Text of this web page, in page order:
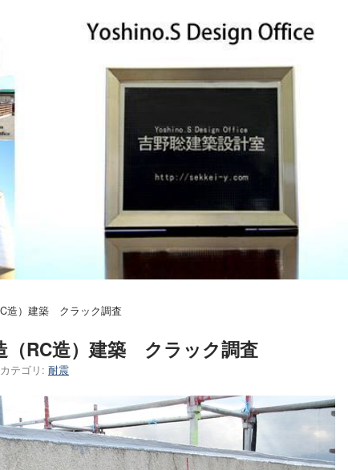
造）建築 クラック調査
（RC造）建築 クラック調査
カテゴリ: 耐震